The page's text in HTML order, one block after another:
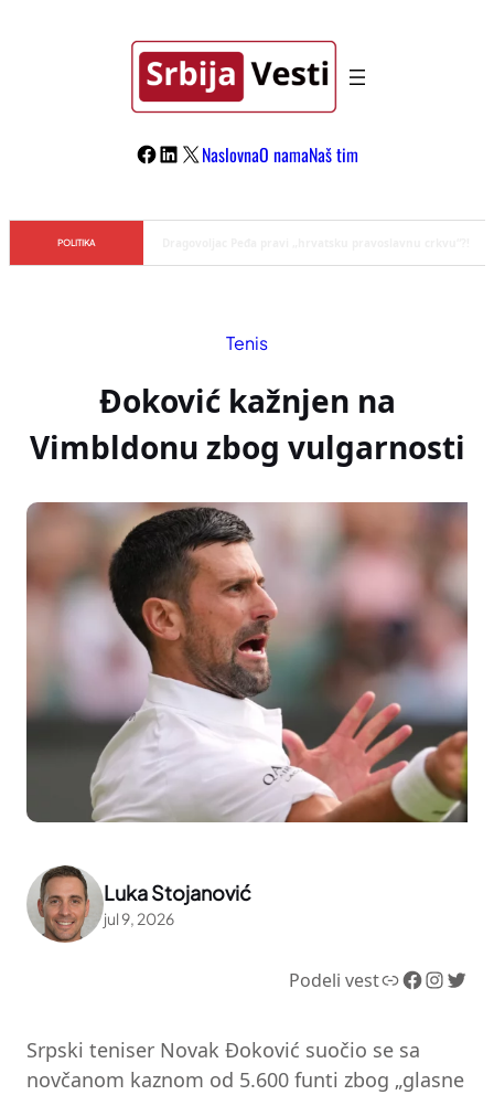
Facebook
LinkedIn
X NaslovnaO namaNaš tim
POLITIKA
Tenis
Đoković kažnjen na
Vimbldonu zbog vulgarnosti
Luka Stojanović
jul 9, 2026
Podeli vestLink Facebook InstagramTwitter
Srpski teniser Novak Đoković suočio se sa
novčanom kaznom od 5.600 funti zbog „glasne